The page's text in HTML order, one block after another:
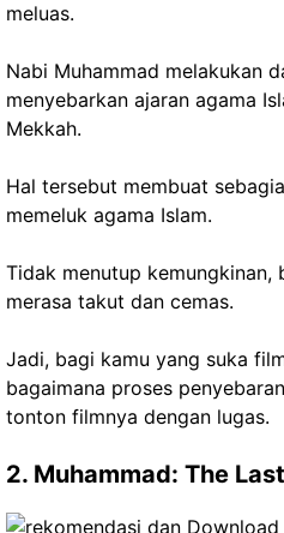
meluas.
Nabi Muhammad melakukan
menyebarkan ajaran agama
Mekkah.
Hal tersebut membuat
memeluk agama Islam.
Tidak menutup kemungkinan,
merasa takut dan cemas.
Jadi, bagi kamu yang suka
bagaimana proses
tonton filmnya dengan lugas.
2. Muhammad: The